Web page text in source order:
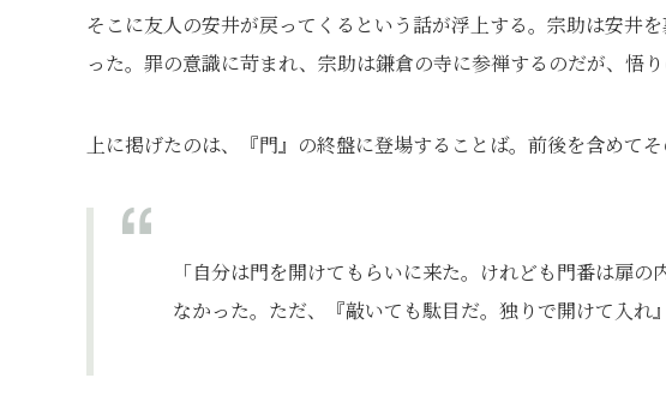
そこに友人の安井が戻ってくるという話が浮上する。宗助は安井
った。罪の意識に苛まれ、宗助は鎌倉の寺に参禅するのだが、悟り
上に掲げたのは、『門』の終盤に登場することば。前後を含めて
「自分は門を開けてもらいに来た。けれども門番は扉
なかった。ただ、『敲いても駄目だ。独りで開けて入れ